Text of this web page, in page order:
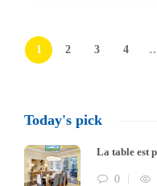
1 2 3 4
Today's pick
La table est
0